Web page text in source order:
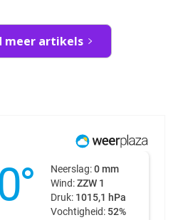
meer artikels